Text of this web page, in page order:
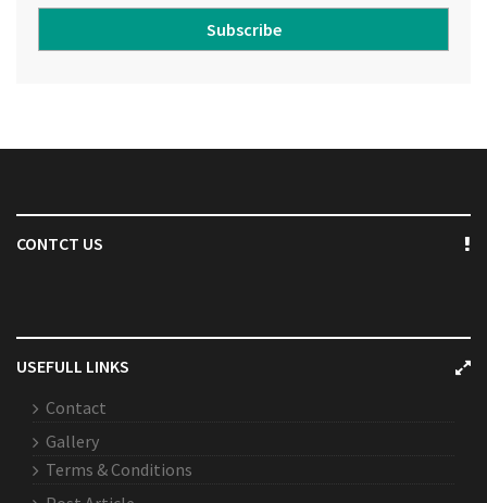
Subscribe
CONTCT US
USEFULL LINKS
Contact
Gallery
Terms & Conditions